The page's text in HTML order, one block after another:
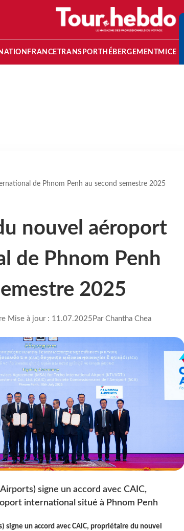
FRANCETRANSPORT HÉBERGEMENTMICE
de Phnom Penh au second semestre 2025
nouvel aéroport
de Phnom Penh
2025
Mise à jour : 11.07.2025Par Chantha Chea
signe un accord avec CAIC,
international situé à Phnom Penh
signe un accord avec CAIC, propriétaire du nouvel